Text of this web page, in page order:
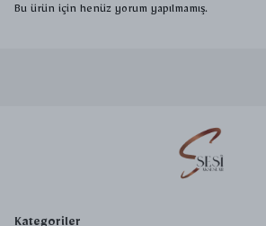
Bu ürün için henüz yorum yapılmamış.